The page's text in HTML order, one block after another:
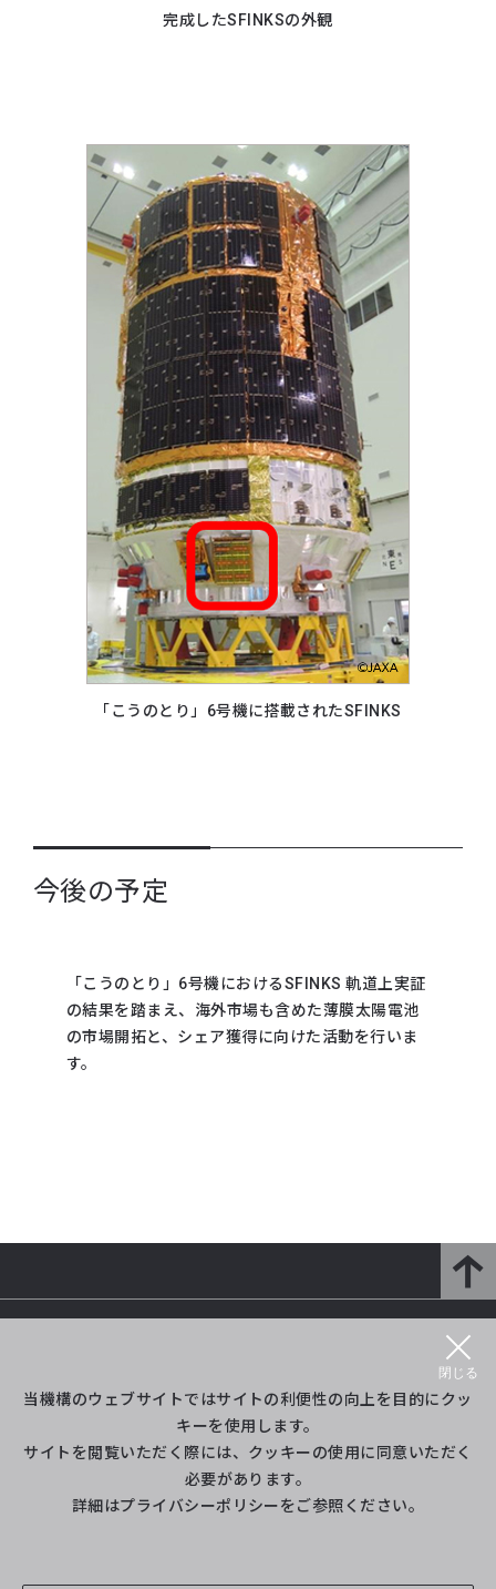
閉じる
当機構のウェブサイトではサイトの利便性の向上を目的にクッ
キーを使用します。
サイトを閲覧いただく際には、クッキーの使用に同意いただく
必要があります。
詳細はプライバシーポリシーをご参照ください。
完成したSFINKSの外観
「こうのとり」6号機に搭載されたSFINKS
今後の予定
「こうのとり」6号機におけるSFINKS 軌道上実証
の結果を踏まえ、海外市場も含めた薄膜太陽電池
の市場開拓と、シェア獲得に向けた活動を行いま
す。
プロジェクト等紹介 イベント
ライブラリ （旧Twitter）